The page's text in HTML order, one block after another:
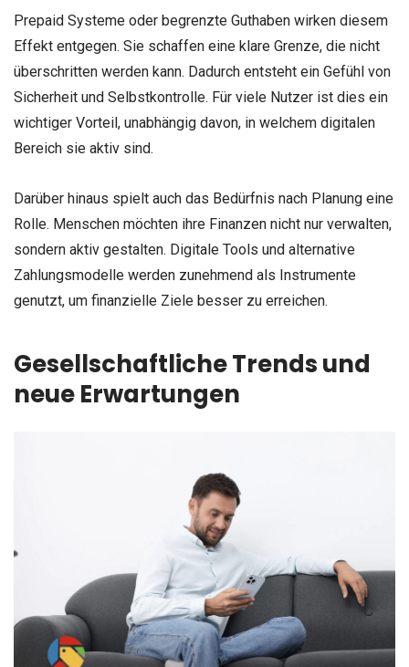
Prepaid Systeme oder begrenzte Guthaben wirken diesem
Effekt entgegen. Sie schaffen eine klare Grenze, die nicht
überschritten werden kann. Dadurch entsteht ein Gefühl von
Sicherheit und Selbstkontrolle. Für viele Nutzer ist dies ein
wichtiger Vorteil, unabhängig davon, in welchem digitalen
Bereich sie aktiv sind.
Darüber hinaus spielt auch das Bedürfnis nach Planung eine
Rolle. Menschen möchten ihre Finanzen nicht nur verwalten,
sondern aktiv gestalten. Digitale Tools und alternative
Zahlungsmodelle werden zunehmend als Instrumente
genutzt, um finanzielle Ziele besser zu erreichen.
Gesellschaftliche Trends und
neue Erwartungen